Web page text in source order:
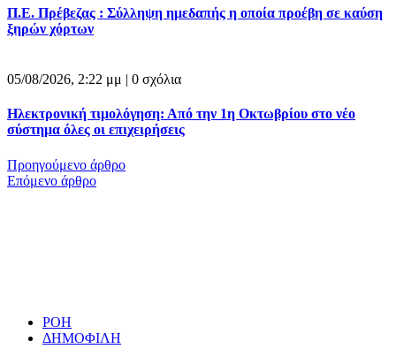
Π.Ε. Πρέβεζας : Σύλληψη ημεδαπής η οποία προέβη σε καύση
ξηρών χόρτων
05/08/2026, 2:22 μμ | 0 σχόλια
Ηλεκτρονική τιμολόγηση: Από την 1η Οκτωβρίου στο νέο
σύστημα όλες οι επιχειρήσεις
Προηγούμενο άρθρο
Επόμενο άρθρο
ΡΟΗ
ΔΗΜΟΦΙΛΗ